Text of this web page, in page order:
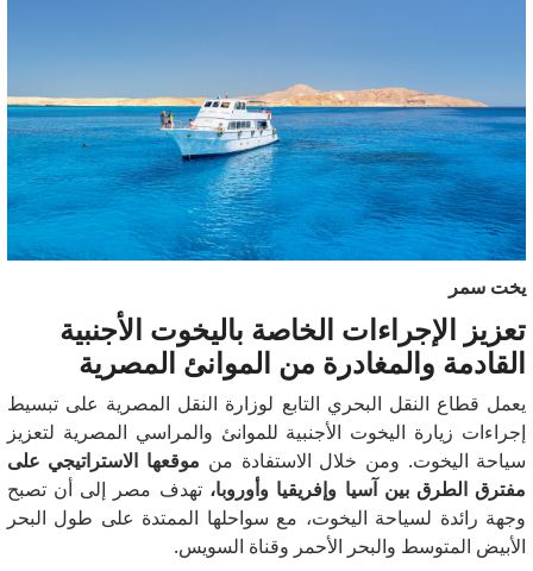
يخت سمر
تعزيز الإجراءات الخاصة باليخوت الأجنبية
القادمة والمغادرة من الموانئ المصرية
يعمل قطاع النقل البحري التابع لوزارة النقل المصرية على تبسيط
إجراءات زيارة اليخوت الأجنبية للموانئ والمراسي المصرية لتعزيز
سياحة اليخوت. ومن خلال الاستفادة من موقعها الاستراتيجي على
مفترق الطرق بين آسيا وإفريقيا وأوروبا، تهدف مصر إلى أن تصبح
وجهة رائدة لسياحة اليخوت، مع سواحلها الممتدة على طول البحر
الأبيض المتوسط ​​والبحر الأحمر وقناة السويس.